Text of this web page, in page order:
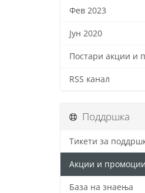
Фев 2023
Јун 2020
Постари акции и
RSS канал
Поддршка
Тикети за
Акции и промоции
База на знаења